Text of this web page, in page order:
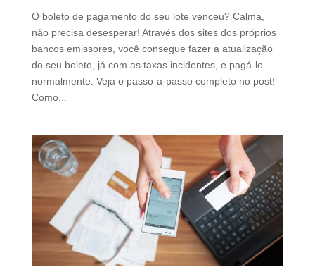
l
a
O boleto de pagamento do seu lote venceu? Calma,
não precisa desesperar! Através dos sites dos próprios
bancos emissores, você consegue fazer a atualização
do seu boleto, já com as taxas incidentes, e pagá-lo
normalmente. Veja o passo-a-passo completo no post!
Como...